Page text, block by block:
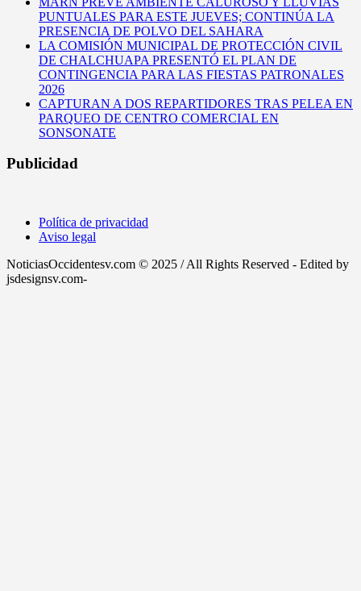
PUNTUALES PARA ESTE JUEVES; CONTINÚA LA
PRESENCIA DE POLVO DEL SAHARA
LA COMISIÓN MUNICIPAL DE PROTECCIÓN CIVIL
DE CHALCHUAPA PRESENTÓ EL PLAN DE
CONTINGENCIA PARA LAS FIESTAS PATRONALES
2026
CAPTURAN A DOS REPARTIDORES TRAS PELEA EN
PARQUEO DE CENTRO COMERCIAL EN
SONSONATE
Publicidad
Política de privacidad
Aviso legal
NoticiasOccidentesv.com © 2025 / All Rights Reserved - Edited by
jsdesignsv.com-